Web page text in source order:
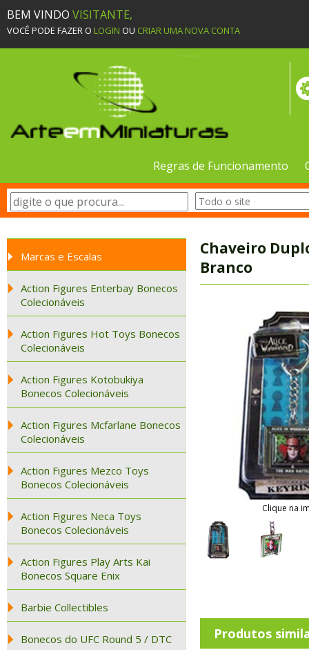
BEM VINDO VISITANTE,
VOCÊ PODE FAZER O LOGIN OU CRIAR UMA NOVA CONTA
Regras de Funcionamento
Marcas e Escalas
Action Figures Enterbay Bonecos
Colecionáveis
Action Figures Hot Toys Bonecos
Colecionáveis
Action Figures Kotobukiya
Bonecos Colecionáveis
Action Figures Mcfarlane Bonecos
Colecionáveis
Action Figures Mezco Toys
Bonecos Colecionáveis
Action Figures Neca Toys
Bonecos Colecionáveis
Action Figures Play Arts Kai
Bonecos Square Enix
Barbie Collectibles
Bonecos do UFC Round 5 / DTC
Chaveiro
Branco
Clique na
Produtos